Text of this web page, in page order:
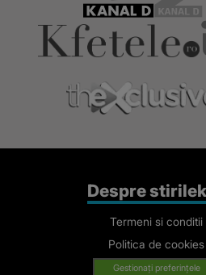
Despre
Termeni si conditii
Politica de cookies
Gestionați preferințele